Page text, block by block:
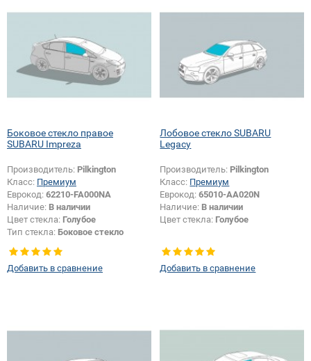
Боковое стекло правое
SUBARU Impreza
Производитель: Pilkington
Класс: Премиум
Еврокод: 62210-FA000NA
Наличие: В наличии
Цвет стекла: Голубое
Тип стекла: Боковое стекло
Добавить в сравнение
Лобовое стекло SUBARU
Legacy
Производитель: Pilkington
Класс: Премиум
Еврокод:65010-AA020N
Наличие: В наличии
Цвет стекла: Голубое
Добавить в сравнение